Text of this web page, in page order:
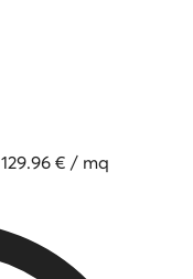
129.96€ / mq